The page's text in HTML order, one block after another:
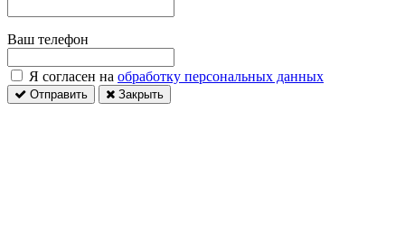
Ваш телефон
Я согласен на обработку персональных данных
Отправить Закрыть